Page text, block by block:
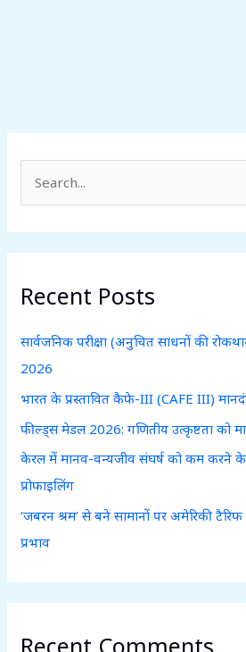
r
h
o
Recent Posts
सार्वजनिक परीक्षा (अनुचित साधनों की
2026
भारत के प्रस्तावित कैफे-III (CAFE III)
फील्ड्स मेडल 2026: गणितीय उत्कृष्टता को
केरल में मानव-वन्यजीव संघर्ष को कम करने के
प्रोफाइलिंग
‘जबरन श्रम’ से बने सामानों पर अमेरिकी
प्रभाव
Recent Comments